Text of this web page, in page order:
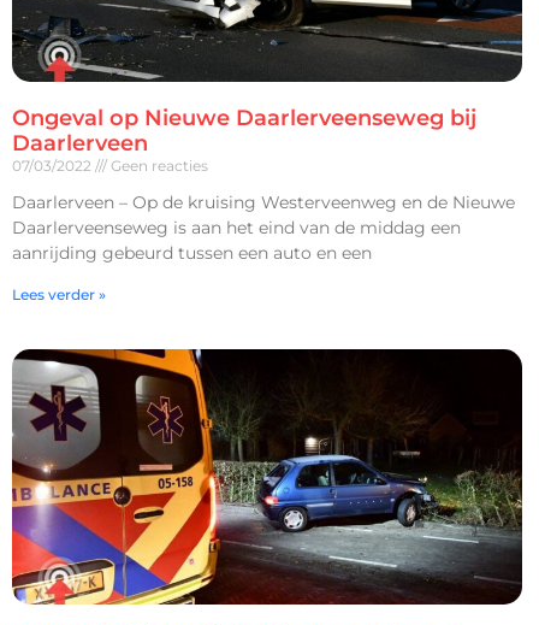
Ongeval op Nieuwe Daarlerveenseweg bij
Daarlerveen
07/03/2022 Geen reacties
Daarlerveen – Op de kruising Westerveenweg en de Nieuwe
Daarlerveenseweg is aan het eind van de middag een
aanrijding gebeurd tussen een auto en een
Lees verder »